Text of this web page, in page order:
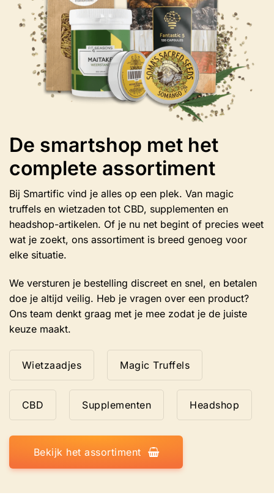
op
de
productpagina
De smartshop met het
complete assortiment
Bij Smartific vind je alles op een plek. Van magic
truffels en wietzaden tot CBD, supplementen en
headshop-artikelen. Of je nu net begint of precies weet
wat je zoekt, ons assortiment is breed genoeg voor
elke situatie.
We versturen je bestelling discreet en snel, en betalen
doe je altijd veilig. Heb je vragen over een product?
Ons team denkt graag met je mee zodat je de juiste
keuze maakt.
Wietzaadjes Magic Truffels
CBD Supplementen Headshop
Bekijk het assortiment